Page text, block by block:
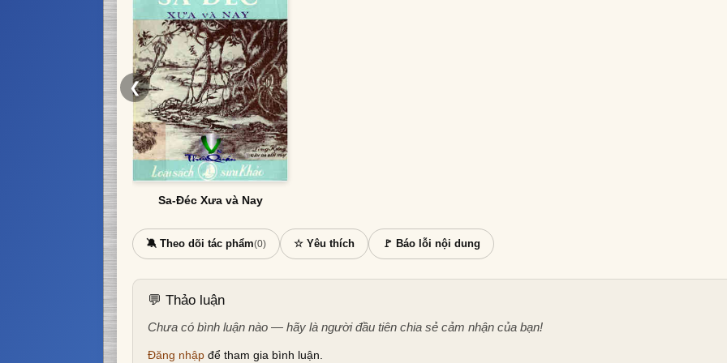
❮
Sa-Đéc Xưa và Nay
🔕 Theo dõi tác phẩm(0) ☆ Yêu thích 🚩 Báo lỗi nội dung
💬 Thảo luận
Chưa có bình luận nào — hãy là người đầu tiên chia sẻ cảm nhận của bạn!
Đăng nhập để tham gia bình luận.